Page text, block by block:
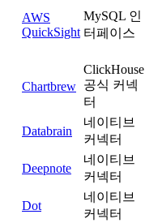
AWS
QuickSight
MySQL 인
터페이스
Chartbrew
ClickHouse
공식 커넥
터
Databrain
네이티브
커넥터
Deepnote
네이티브
커넥터
Dot
네이티브
커넥터